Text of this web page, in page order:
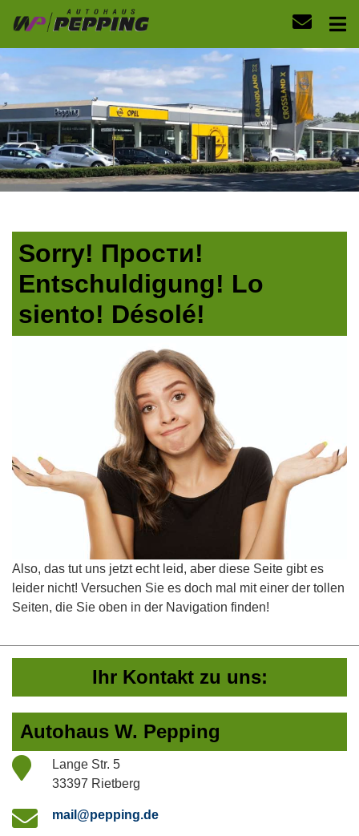
Sorry! Прости!
Entschuldigung! Lo
siento! Désolé!
Also, das tut uns jetzt echt leid, aber diese Seite gibt es
leider nicht! Versuchen Sie es doch mal mit einer der tollen
Seiten, die Sie oben in der Navigation finden!
Ihr Kontakt zu uns:
Autohaus W. Pepping
Lange Str. 5
33397 Rietberg
mail@pepping.de